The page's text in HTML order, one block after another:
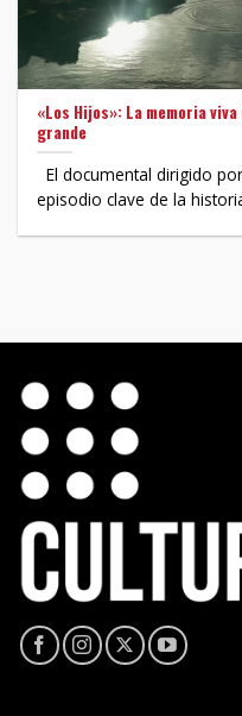
«Los Hijos»: La memoria
grande
El documental dirigido
episodio clave de la